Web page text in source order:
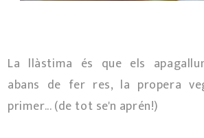
La llàstima és que els
abans de fer res, la propera
primer... (de tot se'n aprén!)